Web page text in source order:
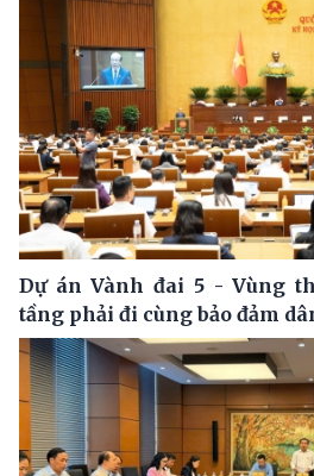
Dự án Vành đai 5 - Vùng
tầng phải đi cùng bảo đảm